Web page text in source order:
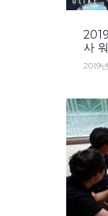
사
2019